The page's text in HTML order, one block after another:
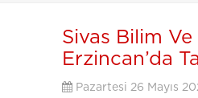
Sivas Bilim
Erzincan’da
Pazartesi 26 Mayıs